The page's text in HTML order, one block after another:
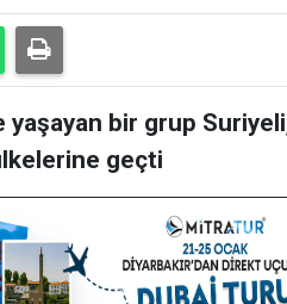
yaşayan bir grup
geçti